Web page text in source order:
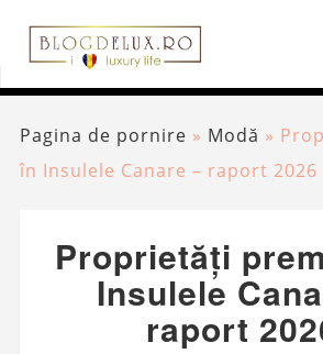
Pagina de pornire » Modă »
în Insulele Canare – raport 2026
Proprietăți
Insulele
raport